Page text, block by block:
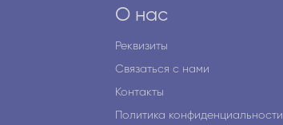
О нас
Реквизиты
Связаться с нами
Контакты
Политика конфиденциальности